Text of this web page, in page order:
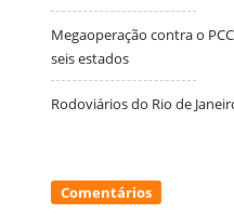
Megaoperação contra o
seis estados
Rodoviários do Rio de
Comentários